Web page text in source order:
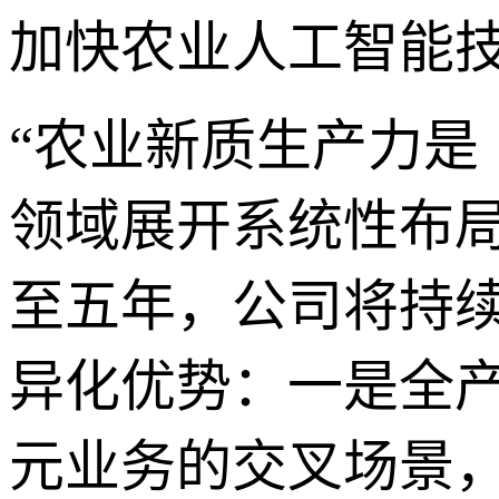
加快农业人工智能
“农业新质生产力
领域展开系统性布
至五年，公司将持
异化优势：一是全
元业务的交叉场景